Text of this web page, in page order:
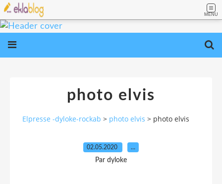
MENU
photo elvis
Elpresse -dyloke-rockab > photo elvis > photo elvis
02.05.2020 …
Par dyloke